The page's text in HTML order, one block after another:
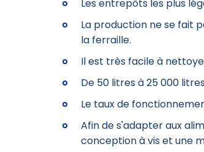
Les entrepôts les plus
La production ne se fait
la ferraille.
Il est très facile à
De 50 litres à 25 000
Le taux de
Afin de s'adapter aux
conception à vis et une